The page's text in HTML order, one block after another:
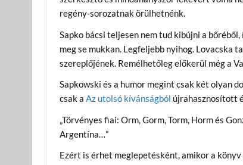
regény-sorozatnak örülhetnénk.
Sapko bácsi teljesen nem tud kibújni a
meg se mukkan. Legfeljebb nyihog.
szereplőjének. Remélhetőleg előkerül még a
Sapkowski és a humor megint csak két olyan
csak aAz utolsó kívánságból újrahasznosított
„Törvényes fiai: Orm, Gorm, Torm, Horm és
Argentína…”
Ezért is érhet meglepetésként, amikor a